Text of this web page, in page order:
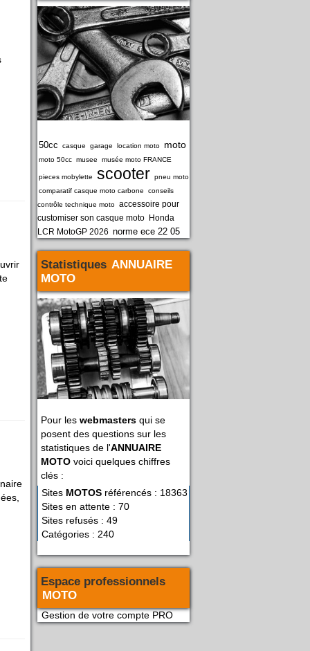
50cc casque garage location moto moto
moto 50cc musee musée moto FRANCE
pieces mobylette scooter pneu moto
comparatif casque moto carbone
conseils
contrôle technique moto accessoire pour
customiser son casque moto
Honda
LCR MotoGP 2026 norme ece 22 05
Statistiques ANNUAIRE
MOTO
Pour les webmasters qui se
posent des questions sur les
statistiques de l'ANNUAIRE
MOTO voici quelques chiffres
clés :
Sites MOTOS référencés : 18363
Sites en attente : 70
Sites refusés : 49
Catégories : 240
Espace professionnels
MOTO
Gestion de votre compte PRO